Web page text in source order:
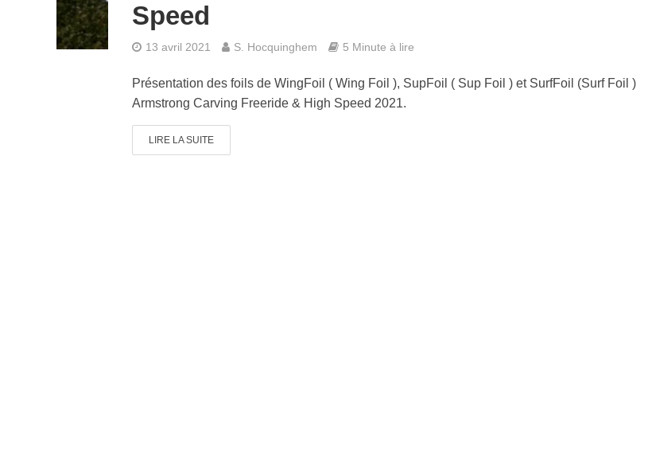
Speed
13 avril 2021 S. Hocquinghem 5 Minute à lire
Présentation des foils de WingFoil ( Wing Foil ), SupFoil ( Sup Foil ) et SurfFoil (Surf Foil )
Armstrong Carving Freeride & High Speed 2021.
LIRE LA SUITE